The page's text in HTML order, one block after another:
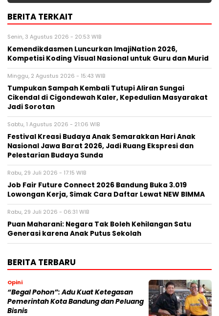
BERITA TERKAIT
Senin, 3 Agustus 2026 - 20:53 WIB
Kemendikdasmen Luncurkan ImajiNation 2026,
Kompetisi Koding Visual Nasional untuk Guru dan Murid
Minggu, 2 Agustus 2026 - 15:43 WIB
Tumpukan Sampah Kembali Tutupi Aliran Sungai
Cikendal di Cigondewah Kaler, Kepedulian Masyarakat
Jadi Sorotan
Sabtu, 1 Agustus 2026 - 21:06 WIB
Festival Kreasi Budaya Anak Semarakkan Hari Anak
Nasional Jawa Barat 2026, Jadi Ruang Ekspresi dan
Pelestarian Budaya Sunda
Rabu, 29 Juli 2026 - 17:15 WIB
Job Fair Future Connect 2026 Bandung Buka 3.019
Lowongan Kerja, Simak Cara Daftar Lewat NEW BIMMA
Rabu, 29 Juli 2026 - 06:31 WIB
Puan Maharani: Negara Tak Boleh Kehilangan Satu
Generasi karena Anak Putus Sekolah
BERITA TERBARU
Opini
“Begal Pohon”: Adu Kuat Ketegasan
Pemerintah Kota Bandung dan Peluang
Bisnis